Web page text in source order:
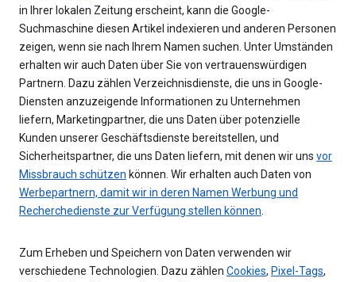
in Ihrer lokalen Zeitung erscheint, kann die Google-
Suchmaschine diesen Artikel indexieren und anderen Personen
zeigen, wenn sie nach Ihrem Namen suchen. Unter Umständen
erhalten wir auch Daten über Sie von vertrauenswürdigen
Partnern. Dazu zählen Verzeichnisdienste, die uns in Google-
Diensten anzuzeigende Informationen zu Unternehmen
liefern, Marketingpartner, die uns Daten über potenzielle
Kunden unserer Geschäftsdienste bereitstellen, und
Sicherheitspartner, die uns Daten liefern, mit denen wir uns vor
Missbrauch schützen können. Wir erhalten auch Daten von
Werbepartnern, damit wir in deren Namen Werbung und
Recherchedienste zur Verfügung stellen können.
Zum Erheben und Speichern von Daten verwenden wir
verschiedene Technologien. Dazu zählen Cookies, Pixel-Tags,